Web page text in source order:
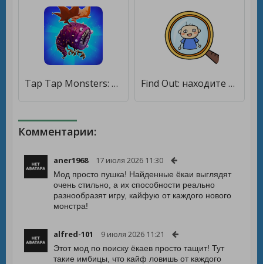
Tap Tap Monsters: Эволюция [Бесплатные покупки] Find Out: находите спрятанное! [Бесплатные покупки]
Комментарии:
aner1968 17 июля 2026 11:30
Мод просто пушка! Найденные ёкаи выглядят
очень стильно, а их способности реально
разнообразят игру, кайфую от каждого нового
монстра!
alfred-101 9 июля 2026 11:21
Этот мод по поиску ёкаев просто тащит! Тут
такие имбицы, что кайф ловишь от каждого